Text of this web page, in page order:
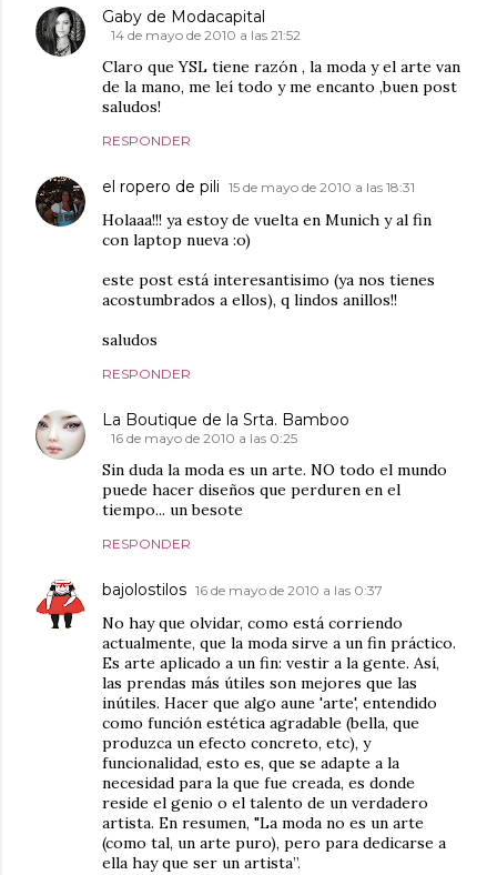
Gaby de Modacapital
14 de mayo de 2010 a las 21:52
Claro que YSL tiene razón , la moda y el arte van
de la mano, me leí todo y me encanto ,buen post
saludos!
RESPONDER
el ropero de pili 15 de mayo de 2010 a las 18:31
Holaaa!!! ya estoy de vuelta en Munich y al fin
con laptop nueva :o)
este post está interesantisimo (ya nos tienes
acostumbrados a ellos), q lindos anillos!!
saludos
RESPONDER
La Boutique de la Srta. Bamboo
16 de mayo de 2010 a las 0:25
Sin duda la moda es un arte. NO todo el mundo
puede hacer diseños que perduren en el
tiempo... un besote
RESPONDER
bajolostilos 16 de mayo de 2010 a las 0:37
No hay que olvidar, como está corriendo
actualmente, que la moda sirve a un fin práctico.
Es arte aplicado a un fin: vestir a la gente. Así,
las prendas más útiles son mejores que las
inútiles. Hacer que algo aune 'arte', entendido
como función estética agradable (bella, que
produzca un efecto concreto, etc), y
funcionalidad, esto es, que se adapte a la
necesidad para la que fue creada, es donde
reside el genio o el talento de un verdadero
artista. En resumen, "La moda no es un arte
(como tal, un arte puro), pero para dedicarse a
ella hay que ser un artista”.